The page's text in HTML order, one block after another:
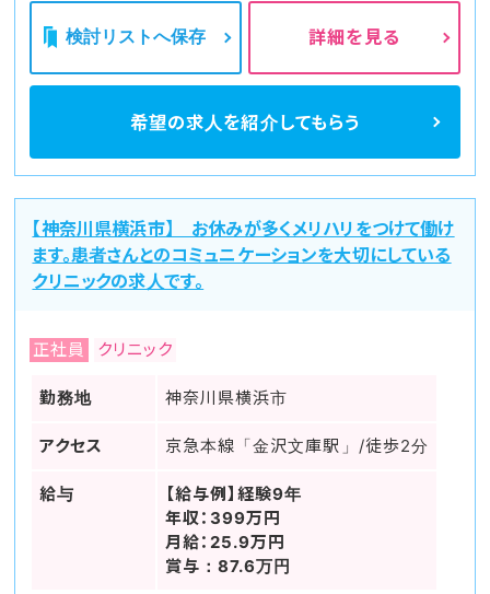
検討リストへ保存 詳細を見る
希望の求人を紹介してもらう
【神奈川県横浜市】 お休みが多くメリハリをつけて働け
ます。患者さんとのコミュニケーションを大切にしている
クリニックの求人です。
正社員 クリニック
勤務地 神奈川県横浜市
アクセス 京急本線「金沢文庫駅」/徒歩2分
給与
【給与例】経験9年
年収：399万円
月給：25.9万円
賞与：87.6万円